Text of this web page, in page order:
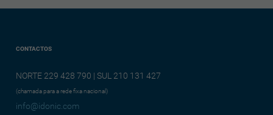
CONTACTOS
NORTE 229 428 790 | SUL 210 131 427
(chamada para a rede fixa nacional)
info@idonic.com